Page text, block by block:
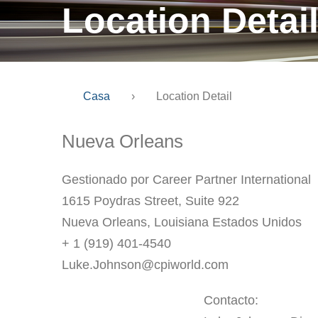
Location Detail
Casa › Location Detail
Nueva Orleans
Gestionado por Career Partner International
1615 Poydras Street, Suite 922
Nueva Orleans, Louisiana Estados Unidos
+ 1 (919) 401-4540
Luke.Johnson@cpiworld.com
Contacto: